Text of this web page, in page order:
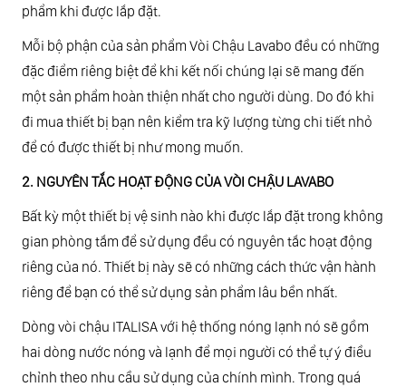
phẩm khi được lắp đặt.
Mỗi bộ phận của sản phẩm Vòi Chậu Lavabo đều có những
đặc điểm riêng biệt để khi kết nối chúng lại sẽ mang đến
một sản phẩm hoàn thiện nhất cho người dùng. Do đó khi
đi mua thiết bị bạn nên kiểm tra kỹ lượng từng chi tiết nhỏ
để có được thiết bị như mong muốn.
2. NGUYÊN TẮC HOẠT ĐỘNG CỦA VÒI CHẬU LAVABO
Bất kỳ một thiết bị vệ sinh nào khi được lắp đặt trong không
gian phòng tắm để sử dụng đều có nguyên tắc hoạt động
riêng của nó. Thiết bị này sẽ có những cách thức vận hành
riêng để bạn có thể sử dụng sản phẩm lâu bền nhất.
Dòng vòi chậu ITALISA với hệ thống nóng lạnh nó sẽ gồm
hai dòng nước nóng và lạnh để mọi người có thể tự ý điều
chỉnh theo nhu cầu sử dụng của chính mình. Trong quá